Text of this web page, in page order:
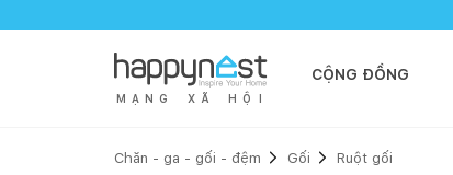
M Ạ N G X Ã H Ộ I
CỘNG ĐỒNG
Chăn - ga - gối - đệm Gối Ruột gối